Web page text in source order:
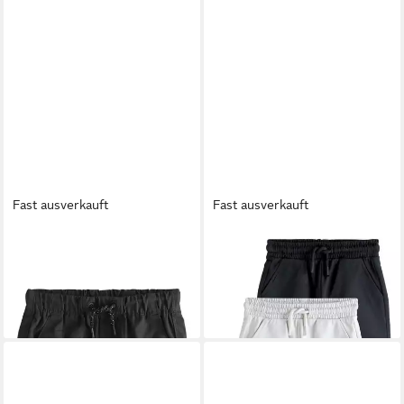
Fast ausverkauft
ab 9,00 €
Fast ausverkauft
Shorts Jerseyshorts im
3er-Pack (3-tlg)
ab 20,00 €